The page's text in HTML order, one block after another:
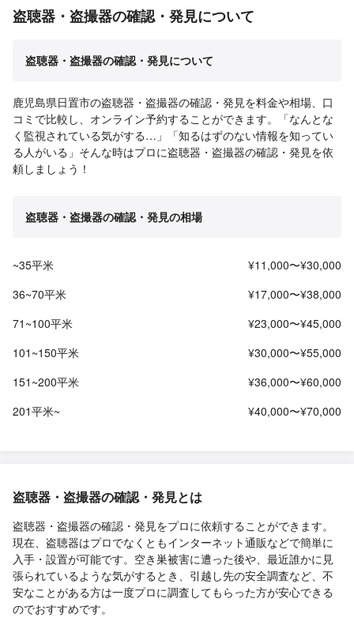
盗聴器・盗撮器の確認・発見について
盗聴器・盗撮器の確認・発見について
鹿児島県日置市の盗聴器・盗撮器の確認・発見を料金や相場、口
コミで比較し、オンライン予約することができます。「なんとな
く監視されている気がする…」「知るはずのない情報を知ってい
る人がいる」そんな時はプロに盗聴器・盗撮器の確認・発見を依
頼しましょう！
盗聴器・盗撮器の確認・発見の相場
~35平米
¥11,000〜¥30,000
36~70平米
¥17,000〜¥38,000
71~100平米
¥23,000〜¥45,000
101~150平米
¥30,000〜¥55,000
151~200平米
¥36,000〜¥60,000
201平米~
¥40,000〜¥70,000
盗聴器・盗撮器の確認・発見とは
盗聴器・盗撮器の確認・発見をプロに依頼することができます。
現在、盗聴器はプロでなくともインターネット通販などで簡単に
入手・設置が可能です。空き巣被害に遭った後や、最近誰かに見
張られているような気がするとき、引越し先の安全調査など、不
安なことがある方は一度プロに調査してもらった方が安心できる
のでおすすめです。